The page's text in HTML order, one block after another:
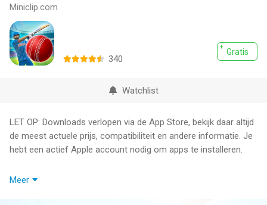
Miniclip.com
Gratis
340
Watchlist
LET OP: Downloads verlopen via de App Store, bekijk daar altijd
de meest actuele prijs, compatibiliteit en andere informatie. Je
hebt een actief Apple account nodig om apps te installeren.
Bat, bowl and field your way to the top of the league in this
Meer